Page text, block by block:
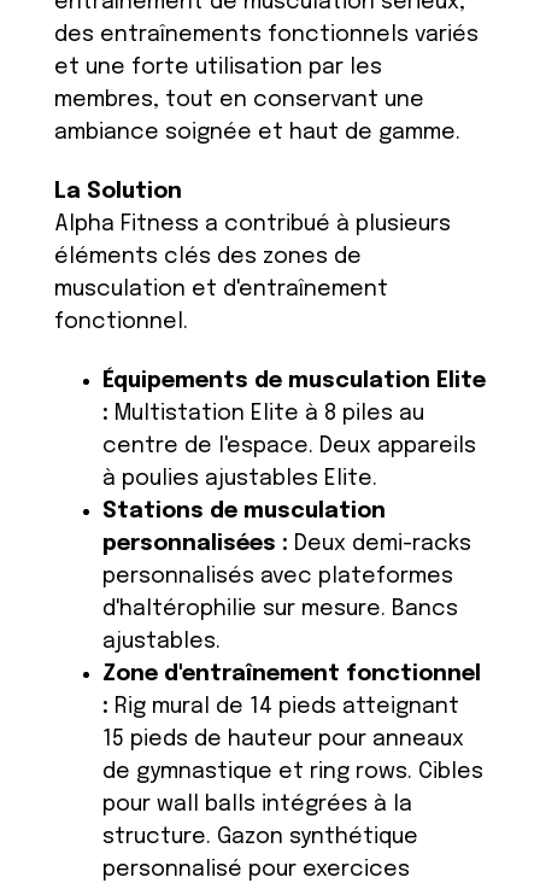
des entraînements fonctionnels variés
et une forte utilisation par les
membres, tout en conservant une
ambiance soignée et haut de gamme.
La Solution
Alpha Fitness a contribué à plusieurs
éléments clés des zones de
musculation et d'entraînement
fonctionnel.
Équipements de musculation Elite
: Multistation Elite à 8 piles au
centre de l'espace. Deux appareils
à poulies ajustables Elite.
Stations de musculation
personnalisées : Deux demi-racks
personnalisés avec plateformes
d'haltérophilie sur mesure. Bancs
ajustables.
Zone d'entraînement fonctionnel
: Rig mural de 14 pieds atteignant
15 pieds de hauteur pour anneaux
de gymnastique et ring rows. Cibles
pour wall balls intégrées à la
structure. Gazon synthétique
personnalisé pour exercices